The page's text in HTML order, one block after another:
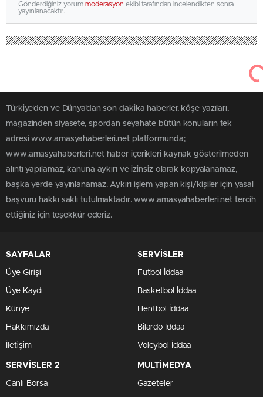
Gönderdiğiniz yorum moderasyon ekibi tarafından incelendikten sonra
yayınlanacaktır.
Türkiye'den ve Dünya’dan son dakika haberler, köşe yazıları,
magazinden siyasete, spordan seyahate bütün konuların tek
adresi www.amasyahaberleri.net platformunda;
www.amasyahaberleri.net haber içerikleri kaynak gösterilmeden
alıntı yapılamaz, kanuna aykırı ve izinsiz olarak kopyalanamaz,
başka yerde yayınlanamaz. Aykırı işlem yapan kişi/kişiler için yasal
başvuru hakkı saklı tutulmaktadır. www.amasyahaberleri.net tercih
ettiğiniz için teşekkür ederiz.
SAYFALAR
Üye Girişi
Üye Kaydı
Künye
Hakkımızda
İletişim
SERVİSLER
Futbol İddaa
Basketbol İddaa
Hentbol İddaa
Bilardo İddaa
Voleybol İddaa
SERVİSLER 2
Canlı Borsa
MULTİMEDYA
Gazeteler